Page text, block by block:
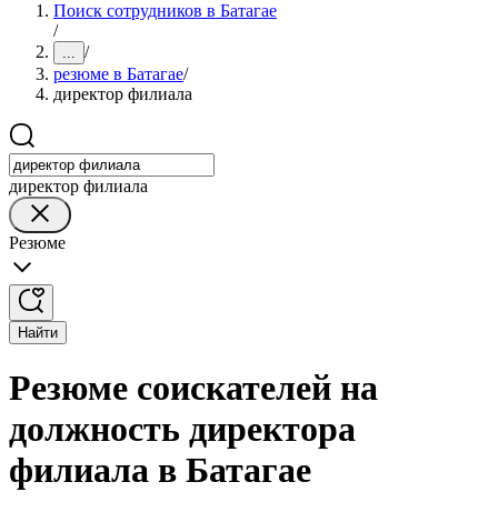
Поиск сотрудников в Батагае
/
... /
резюме в Батагае/
директор филиала
директор филиала
Резюме
Найти
Резюме соискателей на
должность директора
филиала в Батагае